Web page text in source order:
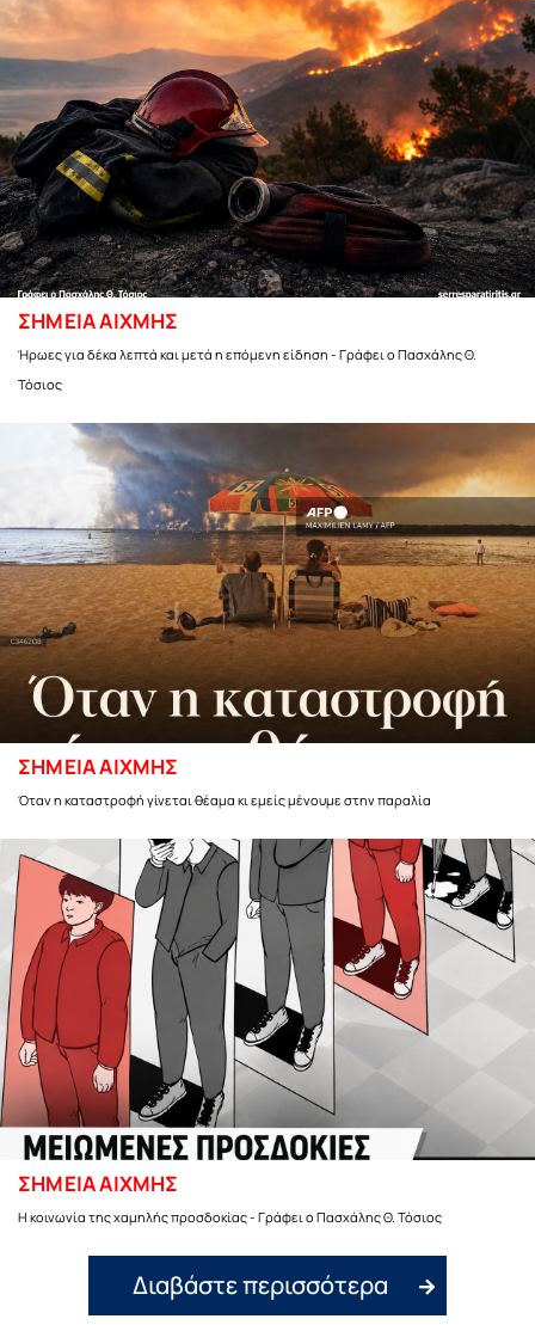
ΣΗΜΕΙΑ ΑΙΧΜΗΣ
Ήρωες για δέκα λεπτά και μετά η επόμενη είδηση - Γράφει ο Πασχάλης Θ.
Τόσιος
ΣΗΜΕΙΑ ΑΙΧΜΗΣ
Όταν η καταστροφή γίνεται θέαμα κι εμείς μένουμε στην παραλία
ΣΗΜΕΙΑ ΑΙΧΜΗΣ
Η κοινωνία της χαμηλής προσδοκίας - Γράφει ο Πασχάλης Θ. Τόσιος
Διαβάστε περισσότερα